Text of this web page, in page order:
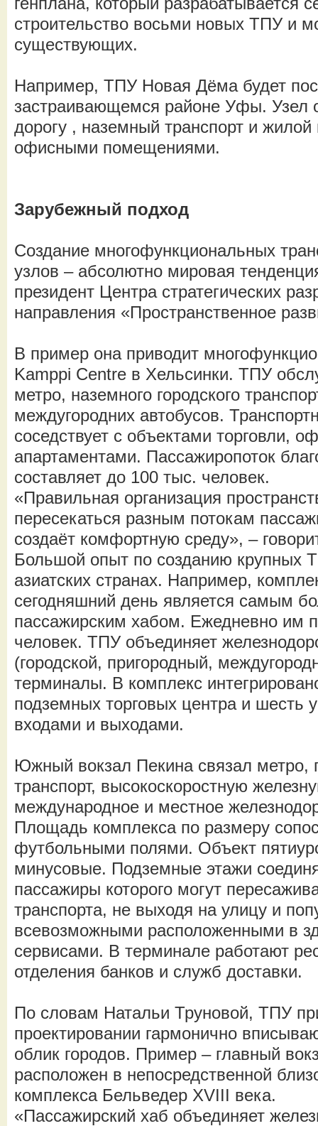
строительство восьми новых ТПУ и
существующих.
Например, ТПУ Новая Дёма будет
застраивающемся районе Уфы. Узел
дорогу , наземный транспорт и жилой
офисными помещениями.
Зарубежный подход
Создание многофункциональных
узлов – абсолютно мировая
президент Центра стратегических
направления «Пространственное
В пример она приводит
Kamppi Centre в Хельсинки. ТПУ
метро, наземного городского
междугородних автобусов.
соседствует с объектами торговли,
апартаментами. Пассажиропоток
составляет до 100 тыс. человек.
«Правильная организация
пересекаться разным потокам
создаёт комфортную среду», –
Большой опыт по созданию крупных
азиатских странах. Например,
сегодняшний день является самым
пассажирским хабом. Ежедневно им
человек. ТПУ объединяет
(городской, пригородный,
терминалы. В комплекс
подземных торговых центра и шесть
входами и выходами.
Южный вокзал Пекина связал метро,
транспорт, высокоскоростную
международное и местное
Площадь комплекса по размеру
футбольными полями. Объект
минусовые. Подземные этажи
пассажиры которого могут
транспорта, не выходя на улицу и
всевозможными расположенными в
сервисами. В терминале работают
отделения банков и служб доставки.
По словам Натальи Труновой, ТПУ
проектировании гармонично
облик городов. Пример – главный
расположен в непосредственной
комплекса Бельведер XVIII века.
«Пассажирский хаб объединяет